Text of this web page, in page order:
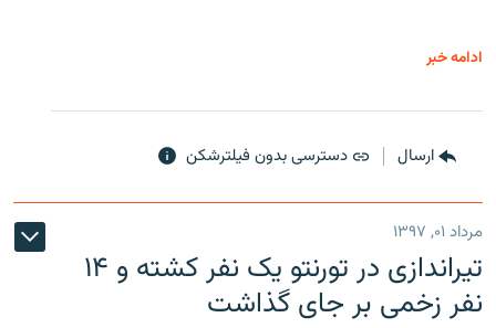
ادامه خبر
ارسال دسترسی بدون فیلترشکن
مرداد ۰۱, ۱۳۹۷
تیراندازی در تورنتو یک نفر کشته و ۱۴
نفر زخمی بر جای گذاشت